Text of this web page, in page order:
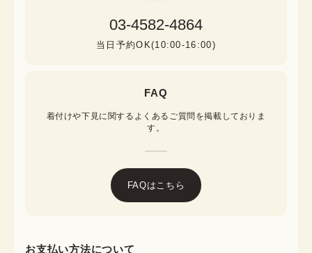
03-4582-4864
当日予約OK(10:00-16:00)
FAQ
着付けや下見に関するよくあるご質問を掲載しておりま
す。
FAQはこちら
お支払い方法について